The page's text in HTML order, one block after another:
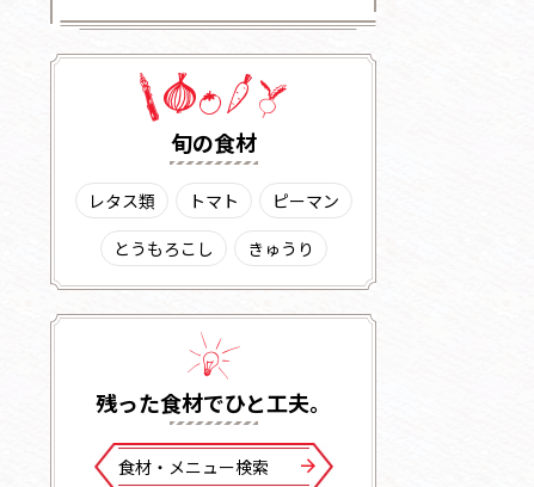
旬の⾷材
レタス類 トマト
ピーマン
とうもろこし
きゅうり
残った⾷材でひと⼯夫。
⾷材・メニュー検索